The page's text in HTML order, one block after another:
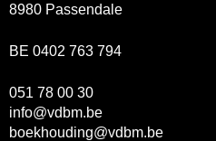
8980 Passendale
BE 0402 763 794
051 78 00 30
info@vdbm.be
boekhouding@vdbm.be